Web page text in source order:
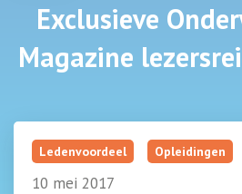
Exclusieve
Magazine
Ledenvoordeel Opleidingen
10 mei 2017